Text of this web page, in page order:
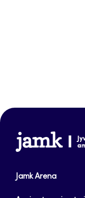
www.jamk.fi
Jamk Arena